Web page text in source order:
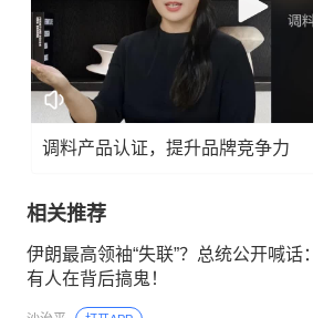
调料产品认证，提升品牌竞争力
相关推荐
伊朗最高领袖“失联”？总统公开喊话：
有人在背后搞鬼！